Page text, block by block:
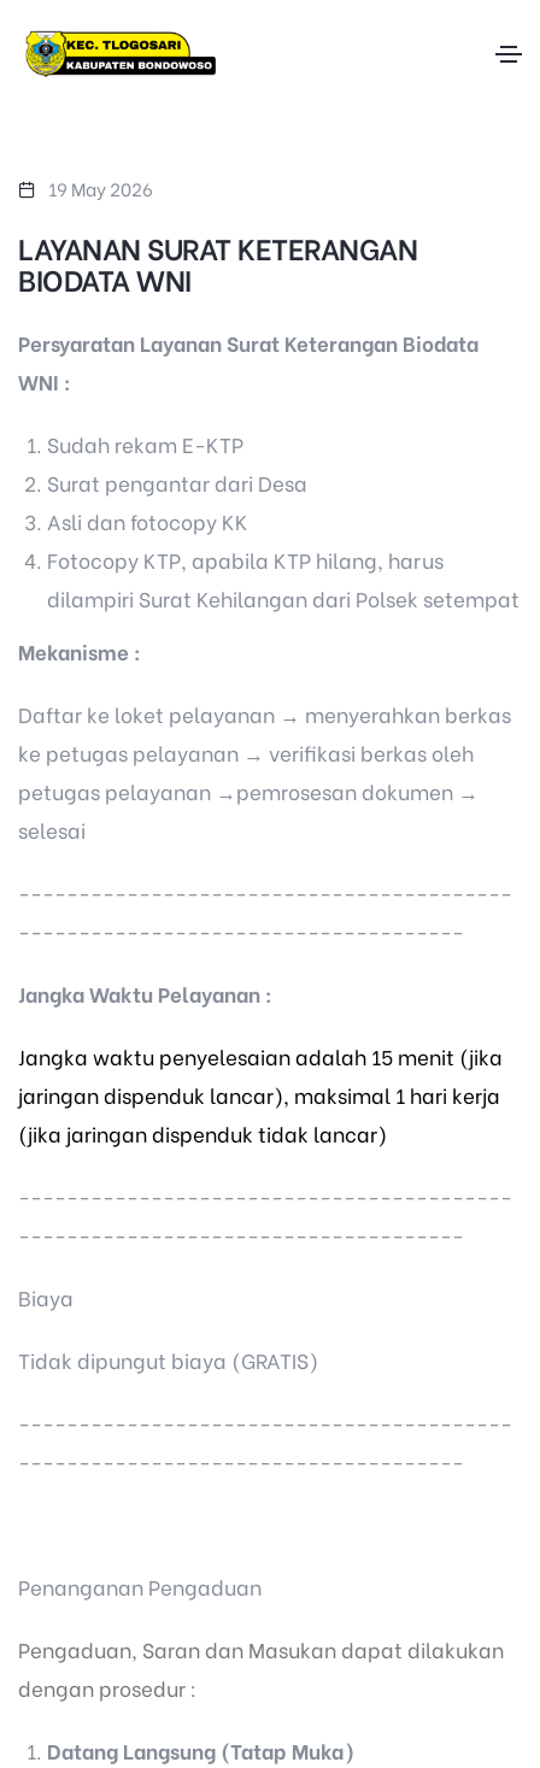
19 May 2026
LAYANAN SURAT KETERANGAN
BIODATA WNI
Persyaratan Layanan Surat Keterangan Biodata
WNI :
Sudah rekam E-KTP
Surat pengantar dari Desa
Asli dan fotocopy KK
Fotocopy KTP, apabila KTP hilang, harus
dilampiri Surat Kehilangan dari Polsek setempat
Mekanisme :
Daftar ke loket pelayanan → menyerahkan berkas
ke petugas pelayanan → verifikasi berkas oleh
petugas pelayanan →pemrosesan dokumen →
selesai
-----------------------------------------
-------------------------------------
Jangka Waktu Pelayanan :
Jangka waktu penyelesaian adalah 15 menit (jika
jaringan dispenduk lancar), maksimal 1 hari kerja
(jika jaringan dispenduk tidak lancar)
-----------------------------------------
-------------------------------------
Biaya
Tidak dipungut biaya (GRATIS)
-----------------------------------------
-------------------------------------
Penanganan Pengaduan
Pengaduan, Saran dan Masukan dapat dilakukan
dengan prosedur :
Datang Langsung (Tatap Muka)